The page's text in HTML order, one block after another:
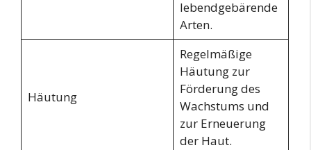
lebendgebärende
Arten.
Häutung
Regelmäßige
Häutung zur
Förderung des
Wachstums und
zur Erneuerung
der Haut.